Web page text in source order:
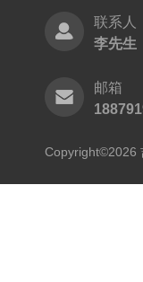
联系人
李先生
邮箱
Copyright©2026